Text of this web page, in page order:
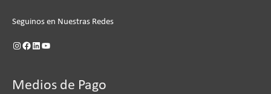
Seguinos en Nuestras Redes
Medios de Pago